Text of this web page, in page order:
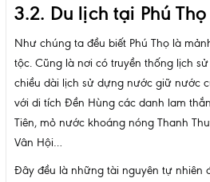
3.2. Du lịch tại Phú
Như chúng ta đều biết Phú Thọ là
tộc. Cũng là nơi có truyền thống lịch
chiều dài lịch sử dựng nước giữ nước
với di tích Đền Hùng các danh lam
Tiên, mỏ nước khoáng nóng Thanh
Vân Hội…
Đây đều là những tài nguyên tự nhiên